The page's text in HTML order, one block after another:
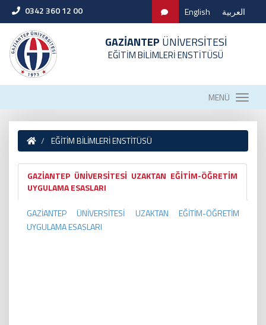
0342 360 12 00 English العربية
GAZİANTEP ÜNİVERSİTESİ
EĞİTİM BİLİMLERİ ENSTİTÜSÜ
MENÜ
EĞİTİM BİLİMLERİ ENSTİTÜSÜ
GAZİANTEP ÜNİVERSİTESİ UZAKTAN EĞİTİM-ÖĞRETİM
UYGULAMA ESASLARI
GAZİANTEP ÜNİVERSİTESİ UZAKTAN EĞİTİM-ÖĞRETİM
UYGULAMA ESASLARI